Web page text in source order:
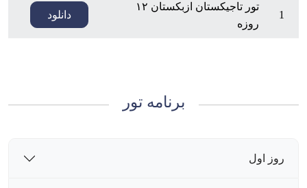
1
تور تاجیکستان ازبکستان ۱۲
روزه
دانلود
برنامه تور
روز اول